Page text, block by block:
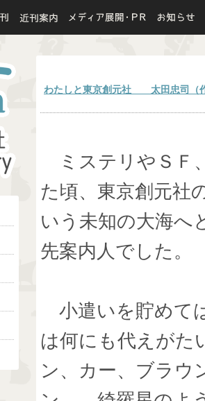
わたしと東京創元社 太田忠司（
ミステリやＳＦ
た頃、東京創元社
いう未知の大海へ
先案内人でした。
小遣いを貯めて
は何にも代えがた
ン、カー、ブラウ